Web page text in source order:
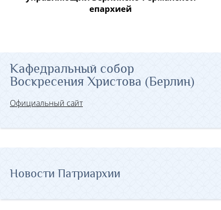
епархией
Кафедральный собор
Воскресения Христова (Берлин)
Официальный сайт
Новости Патриархии